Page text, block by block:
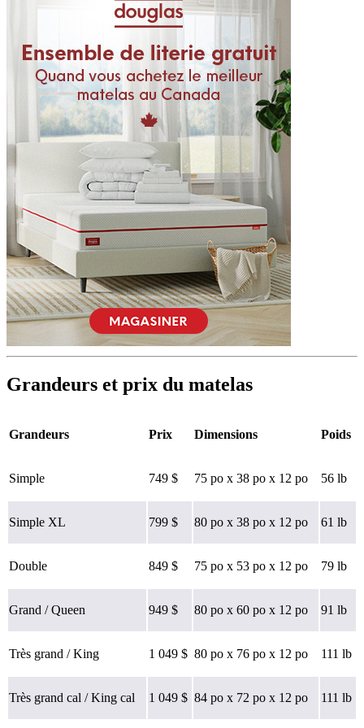
6,0/10
Fermeté
?
ou bon obtiendra une note de 5/10 ou plus.
Fermeté
Semi-ferme
Grandeurs et prix du matelas
Grandeurs Prix Dimensions Poids
Simple 749 $ 75 po x 38 po x 12 po 56 lb
Simple XL 799 $ 80 po x 38 po x 12 po 61 lb
Double 849 $ 75 po x 53 po x 12 po 79 lb
Grand / Queen 949 $ 80 po x 60 po x 12 po 91 lb
Très grand / King 1 049 $ 80 po x 76 po x 12 po 111 lb
Très grand cal / King cal 1 049 $ 84 po x 72 po x 12 po 111 lb